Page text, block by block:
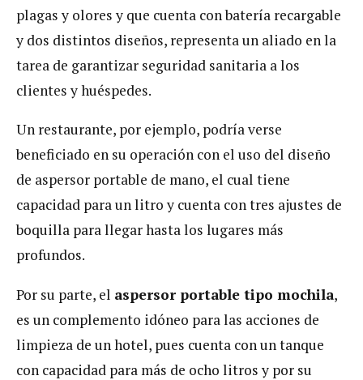
plagas y olores y que cuenta con batería recargable
y dos distintos diseños, representa un aliado en la
tarea de garantizar seguridad sanitaria a los
clientes y huéspedes.
Un restaurante, por ejemplo, podría verse
beneficiado en su operación con el uso del diseño
de aspersor portable de mano, el cual tiene
capacidad para un litro y cuenta con tres ajustes de
boquilla para llegar hasta los lugares más
profundos.
Por su parte, el aspersor portable tipo mochila,
es un complemento idóneo para las acciones de
limpieza de un hotel, pues cuenta con un tanque
con capacidad para más de ocho litros y por su